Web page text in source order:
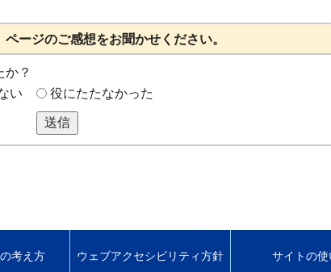
ージのご感想をお聞かせください。
か？
い 役にたたなかった
送信
考え方 ウェブアクセシビリティ方針 サイトの使